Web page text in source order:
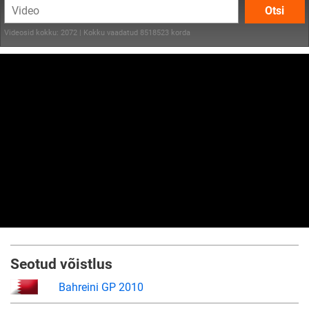
Otsi
Videosid kokku: 2072 | Kokku vaadatud 8518523 korda
Seotud võistlus
Bahreini GP 2010